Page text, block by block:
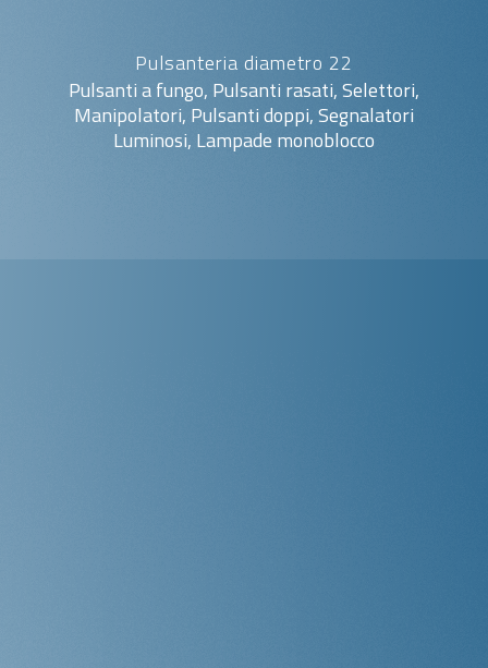
Pulsanteria diametro 22
Pulsanti a fungo, Pulsanti rasati, Selettori,
Manipolatori, Pulsanti doppi, Segnalatori
Luminosi, Lampade monoblocco